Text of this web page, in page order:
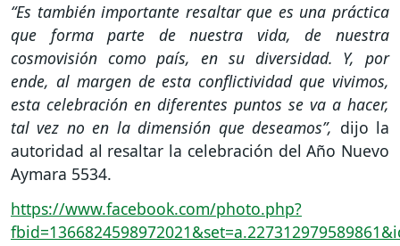
“Es también importante resaltar que es una práctica
que forma parte de nuestra vida, de nuestra
cosmovisión como país, en su diversidad. Y, por
ende, al margen de esta conflictividad que vivimos,
esta celebración en diferentes puntos se va a hacer,
tal vez no en la dimensión que deseamos”, dijo la
autoridad al resaltar la celebración del Año Nuevo
Aymara 5534.
https://www.facebook.com/photo.php?